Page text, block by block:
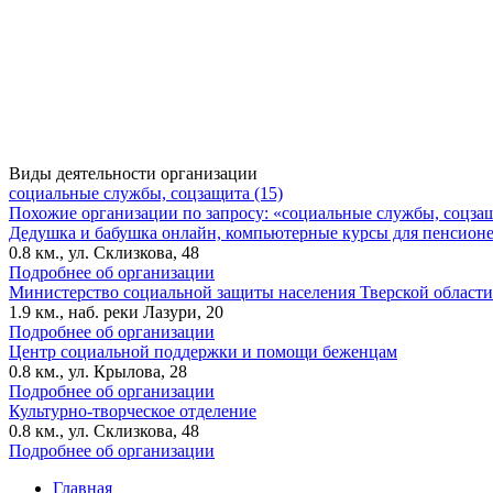
Виды деятельности организации
социальные службы, соцзащита (15)
Похожие организации по запросу: «социальные службы,
Дедушка и бабушка онлайн, компьютерные курсы для
0.8 км., ул. Склизкова, 48
Подробнее об организации
Министерство социальной защиты населения Тверской области
1.9 км., наб. реки Лазури, 20
Подробнее об организации
Центр социальной поддержки и помощи беженцам
0.8 км., ул. Крылова, 28
Подробнее об организации
Культурно-творческое отделение
0.8 км., ул. Склизкова, 48
Подробнее об организации
Главная